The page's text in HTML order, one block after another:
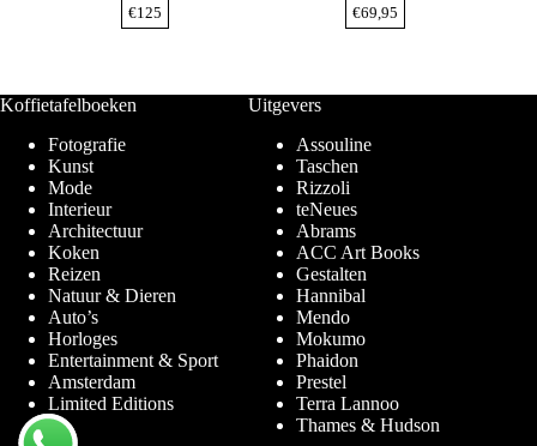
€125 €69,95
Koffietafelboeken
Fotografie
Kunst
Mode
Interieur
Architectuur
Koken
Reizen
Natuur & Dieren
Auto’s
Horloges
Entertainment & Sport
Amsterdam
Limited Editions
Uitgevers
Assouline
Taschen
Rizzoli
teNeues
Abrams
ACC Art Books
Gestalten
Hannibal
Mendo
Mokumo
Phaidon
Prestel
Terra Lannoo
Thames & Hudson